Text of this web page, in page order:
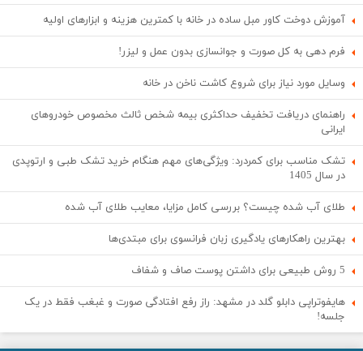
آموزش دوخت کاور مبل ساده در خانه با کمترین هزینه و ابزارهای اولیه
فرم دهی به کل صورت و جوانسازی بدون عمل و لیزر!
وسایل مورد نیاز برای شروع کاشت ناخن در خانه
راهنمای دریافت تخفیف حداکثری بیمه شخص ثالث مخصوص خودروهای
ایرانی
تشک مناسب برای کمردرد: ویژگی‌های مهم هنگام خرید تشک طبی و ارتوپدی
در سال 1405
طلای آب شده چیست؟ بررسی کامل مزایا، معایب طلای آب شده
بهترین راهکارهای یادگیری زبان فرانسوی برای مبتدی‌ها
5 روش طبیعی برای داشتن پوست صاف و شفاف
هایفوتراپی دابلو گلد در مشهد: راز رفع افتادگی صورت و غبغب فقط در یک
جلسه!